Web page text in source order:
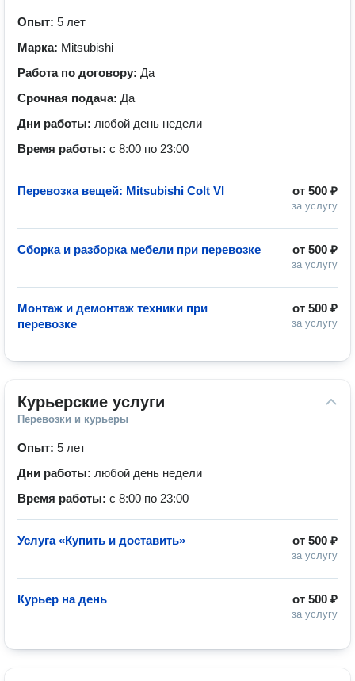
Опыт: 5 лет
Марка: Mitsubishi
Работа по договору: Да
Срочная подача: Да
Дни работы: любой день недели
Время работы: с 8:00 по 23:00
от 500 ₽
за услугу
Перевозка вещей: Mitsubishi Colt VI
от 500 ₽
за услугу
Сборка и разборка мебели при перевозке
от 500 ₽
за услугу
Монтаж и демонтаж техники при
перевозке
Курьерские услуги
Перевозки и курьеры
Опыт: 5 лет
Дни работы: любой день недели
Время работы: с 8:00 по 23:00
от 500 ₽
за услугу
Услуга «Купить и доставить»
от 500 ₽
за услугу
Курьер на день